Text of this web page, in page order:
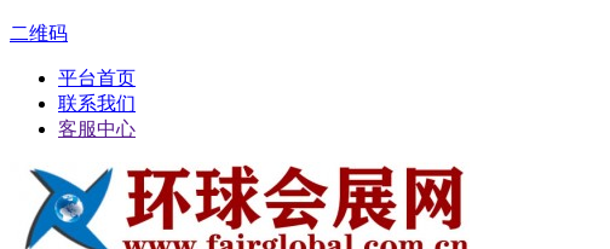
二维码
平台首页
联系我们
客服中心